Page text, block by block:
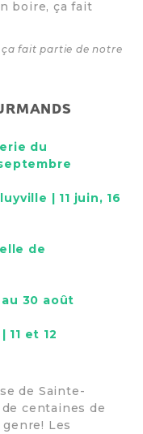
fait partie de notre
du
| 11 juin, 16
de
30 août
11 et 12
de Sainte-
centaines de
Les